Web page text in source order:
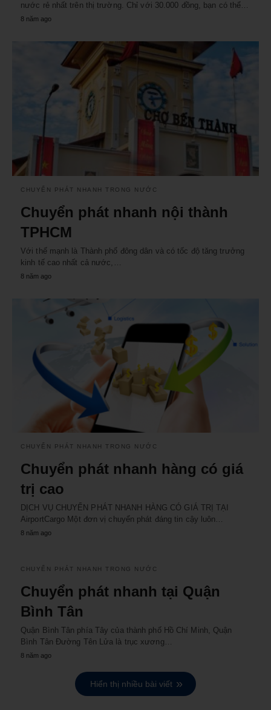
nước rẻ nhất trên thị trường. Chỉ với 30.000 đồng, bạn có thể…
8 năm ago
CHUYỂN PHÁT NHANH TRONG NƯỚC
Chuyển phát nhanh nội thành
TPHCM
Với thế mạnh là Thành phố đông dân và có tốc độ tăng trưởng
kinh tế cao nhất cả nước,…
8 năm ago
CHUYỂN PHÁT NHANH TRONG NƯỚC
Chuyển phát nhanh hàng có giá
trị cao
DỊCH VỤ CHUYỂN PHÁT NHANH HÀNG CÓ GIÁ TRỊ TẠI
AirportCargo Một đơn vị chuyển phát đáng tin cậy luôn…
8 năm ago
CHUYỂN PHÁT NHANH TRONG NƯỚC
Chuyển phát nhanh tại Quận
Bình Tân
Quận Bình Tân phía Tây của thành phố Hồ Chí Minh, Quận
Bình Tân Đường Tên Lửa là trục xương…
8 năm ago
Hiển thị nhiều bài viết